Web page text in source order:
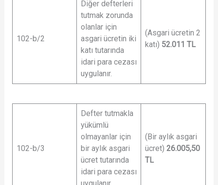
102-b/2
Diğer defterleri
tutmak zorunda
olanlar için
asgari ücretin iki
katı tutarında
idari para cezası
uygulanır.
(Asgari ücretin 2
katı) 52.011 TL
102-b/3
Defter tutmakla
yükümlü
olmayanlar için
bir aylık asgari
ücret tutarında
idari para cezası
uygulanır.
(Bir aylık asgari
ücret) 26.005,50
TL